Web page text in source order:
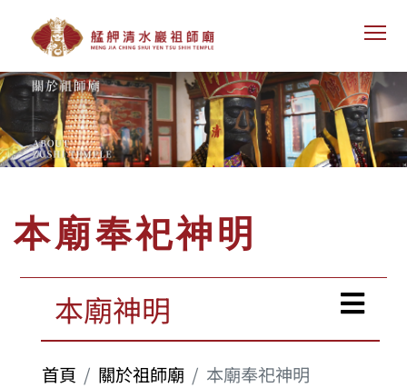
本廟奉祀神明
本廟神明
首頁 關於祖師廟 本廟奉祀神明